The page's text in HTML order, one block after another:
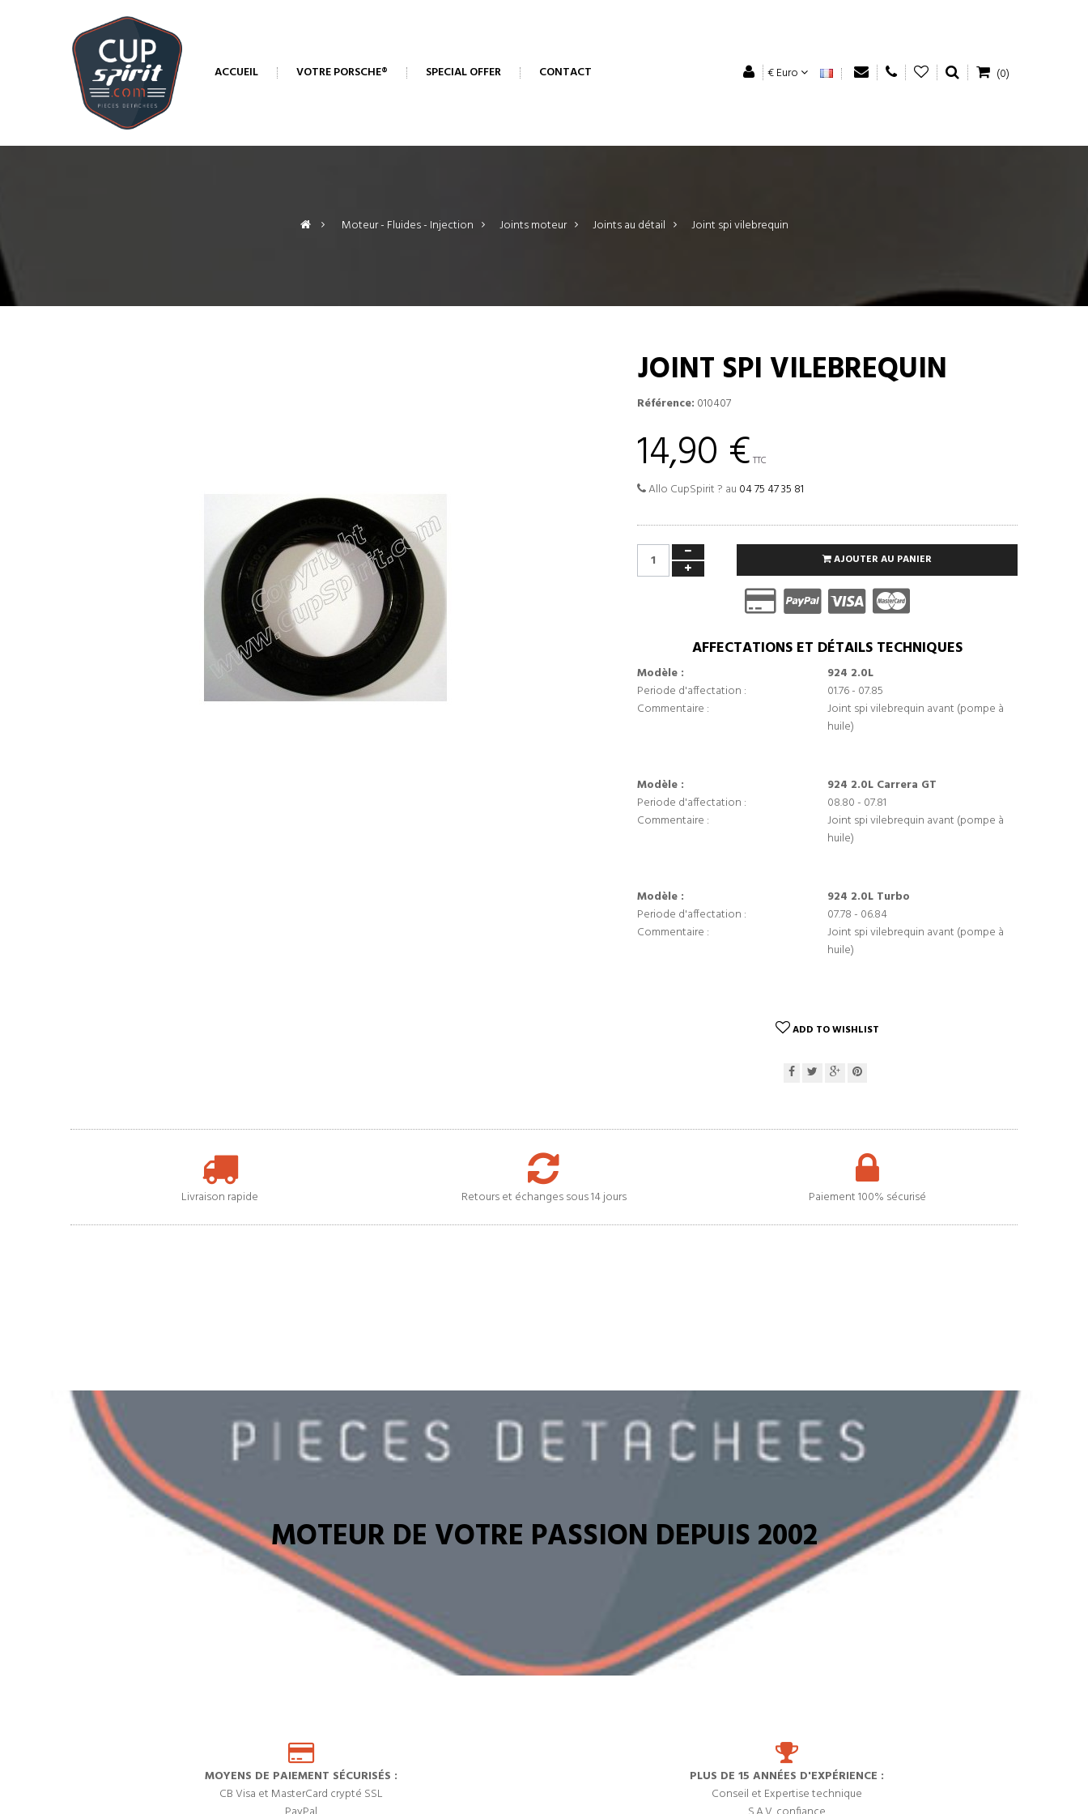
ACCUEIL VOTRE PORSCHE® SPECIAL OFFER CONTACT € Euro (0)
> Moteur - Fluides - Injection > Joints moteur > Joints au détail > Joint spi vilebrequin
JOINT SPI VILEBREQUIN
Référence: 010407
14,90 € TTC
Allo CupSpirit ? au 04 75 47 35 81
AJOUTER AU PANIER
AFFECTATIONS ET DÉTAILS TECHNIQUES
Modèle :
924 2.0L
Periode d'affectation :
01.76 - 07.85
Commentaire :
Joint spi vilebrequin avant (pompe à
huile)
Modèle :
924 2.0L Carrera GT
Periode d'affectation :
08.80 - 07.81
Commentaire :
Joint spi vilebrequin avant (pompe à
huile)
Modèle :
924 2.0L Turbo
Periode d'affectation :
07.78 - 06.84
Commentaire :
Joint spi vilebrequin avant (pompe à
huile)
ADD TO WISHLIST
Livraison rapide Retours et échanges sous 14 jours Paiement 100% sécurisé
MOTEUR DE VOTRE PASSION DEPUIS 2002
MOYENS DE PAIEMENT SÉCURISÉS :
CB Visa et MasterCard crypté SSL
PLUS DE 15 ANNÉES D'EXPÉRIENCE :
Conseil et Expertise technique